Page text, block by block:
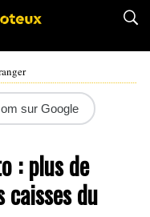
sur Google
: plus de
du